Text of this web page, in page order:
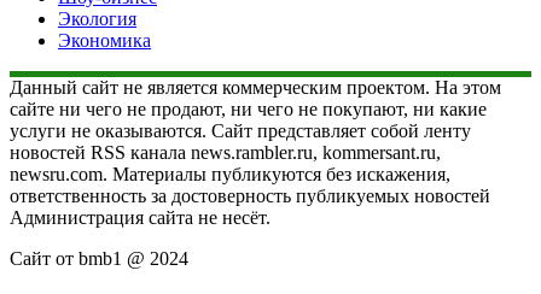
Экология
Экономика
Данный сайт не является коммерческим проектом. На этом
сайте ни чего не продают, ни чего не покупают, ни какие
услуги не оказываются. Сайт представляет собой ленту
новостей RSS канала news.rambler.ru, kommersant.ru,
newsru.com. Материалы публикуются без искажения,
ответственность за достоверность публикуемых новостей
Администрация сайта не несёт.
Сайт от bmb1 @ 2024